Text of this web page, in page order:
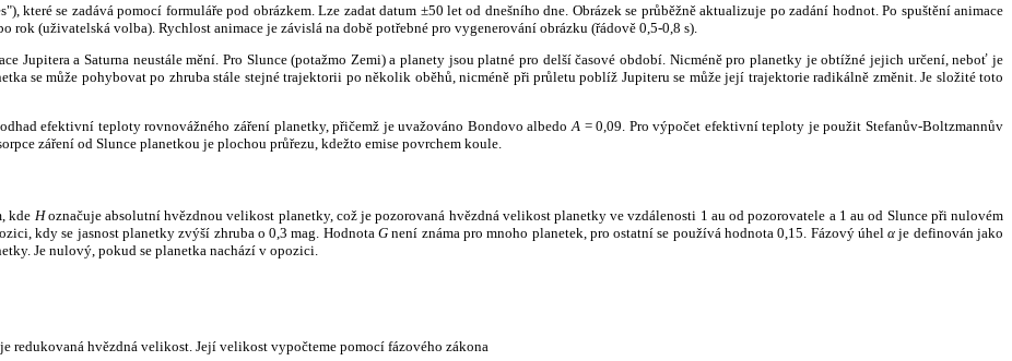
které se zadává pomocí formuláře pod obrázkem. Lze zadat datum ±50 let od dnešního dne. Obrázek se průběžně aktualizuje po zadání hodnot. Po spuštění animace
rok (uživatelská volba). Rychlost animace je závislá na době potřebné pro vygenerování obrázku (řádově 0,5-0,8 s).
Jupitera a Saturna neustále mění. Pro Slunce (potažmo Zemi) a planety jsou platné pro delší časové období. Nicméně pro planetky je obtížné jejich určení, neboť je
se může pohybovat po zhruba stále stejné trajektorii po několik oběhů, nicméně při průletu poblíž Jupiteru se může její trajektorie radikálně změnit. Je složité toto
efektivní teploty rovnovážného záření planetky, přičemž je uvažováno Bondovo albedo A = 0,09. Pro výpočet efektivní teploty je použit Stefanův-Boltzmannův
záření od Slunce planetkou je plochou průřezu, kdežto emise povrchem koule.
kde Hoznačuje absolutní hvězdnou velikost planetky, což je pozorovaná hvězdná velikost planetky ve vzdálenosti 1 au od pozorovatele a 1 au od Slunce při nulovém
kdy se jasnost planetky zvýší zhruba o 0,3 mag. HodnotaG není známa pro mnoho planetek, pro ostatní se používá hodnota 0,15. Fázový úhelα je definován jako
Je nulový, pokud se planetka nachází v opozici.
redukovaná hvězdná velikost. Její velikost vypočteme pomocí fázového zákona